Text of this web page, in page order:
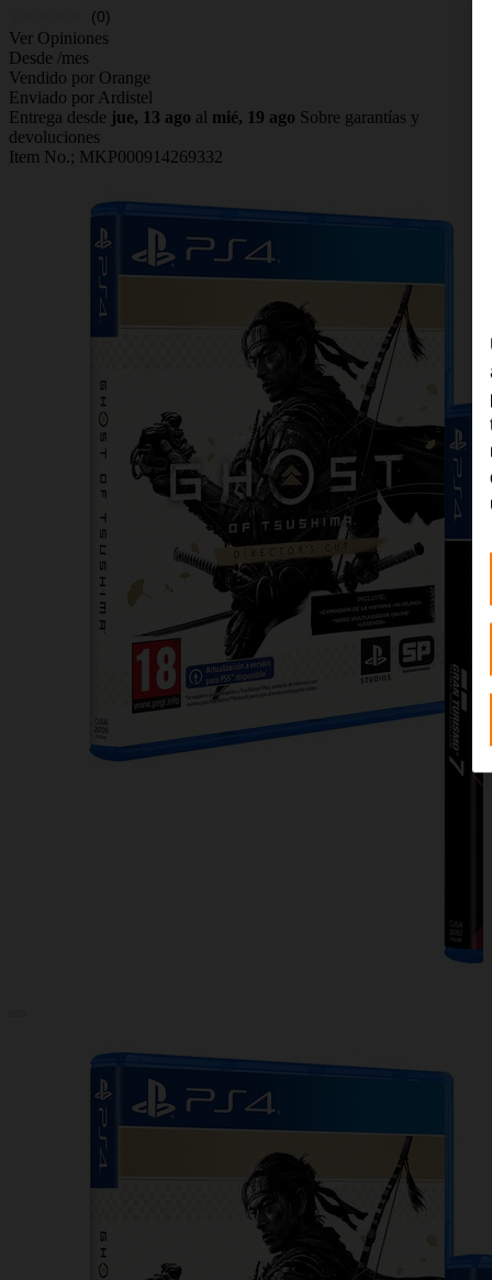
(0)
Ver Opiniones
Desde /mes
Vendido por Orange
Enviado por Ardistel
Entrega desde jue, 13 ago al mié, 19 ago Sobre garantías y
devoluciones
Item No.; MKP000914269332